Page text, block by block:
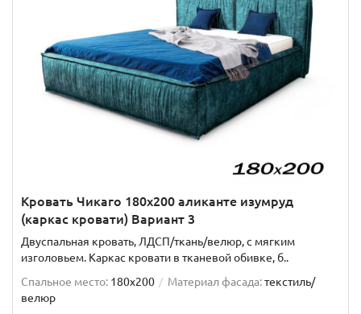
Кровать Чикаго 180х200 аликанте изумруд
(каркас кровати) Вариант 3
Двуспальная кровать, ЛДСП/ткань/велюр, с мягким
изголовьем. Каркас кровати в тканевой обивке, б..
Спальное место: 180x200 Материал фасада:текстиль/
велюр